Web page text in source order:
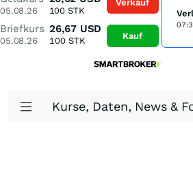
05.08.26 100 STK
Briefkurs
05.08.26
26,67 USD
100STK
Verkauf
Kauf
Kurse, Daten, News &